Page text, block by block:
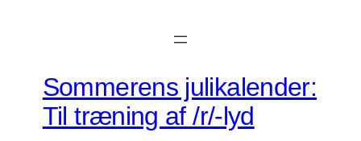
Sommerens julikalender:
Til træning af /r/-lyd